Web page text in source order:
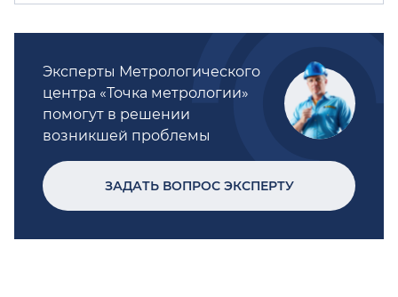
Эксперты Метрологического
центра «Точка метрологии»
помогут в решении
возникшей проблемы
ЗАДАТЬ ВОПРОС ЭКСПЕРТУ